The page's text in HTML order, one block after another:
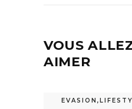
VOUS
AIMER
EVASION ,